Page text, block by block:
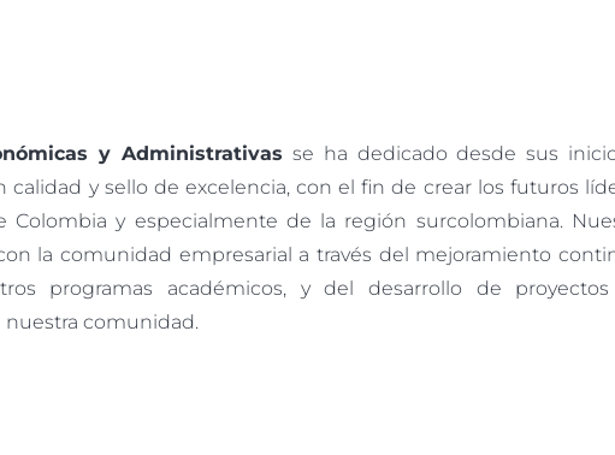
y Administrativas se ha dedicado desde sus
y sello de excelencia, con el fin de crear los futuros
Colombia y especialmente de la región surcolombiana.
la comunidad empresarial a través del mejoramiento
programas académicos, y del desarrollo de
nuestra comunidad.